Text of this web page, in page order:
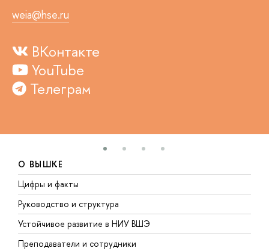
weia@hse.ru
ВКонтакте
YouTube
Телеграм
О ВЫШКЕ
Цифры и факты
Руководство и структура
Устойчивое развитие в НИУ ВШЭ
Преподаватели и сотрудники